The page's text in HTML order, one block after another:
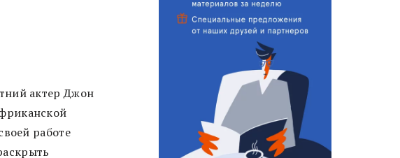
актер Джон
работе